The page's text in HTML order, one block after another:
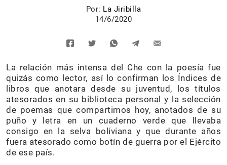
Por: La Jiribilla
14/6/2020
La relación más intensa del Che con la poesía fue
quizás como lector, así lo confirman los Índices de
libros que anotara desde su juventud, los títulos
atesorados en su biblioteca personal y la selección
de poemas que compartimos hoy, anotados de su
puño y letra en un cuaderno verde que llevaba
consigo en la selva boliviana y que durante años
fuera atesorado como botín de guerra por el Ejército
de ese país.